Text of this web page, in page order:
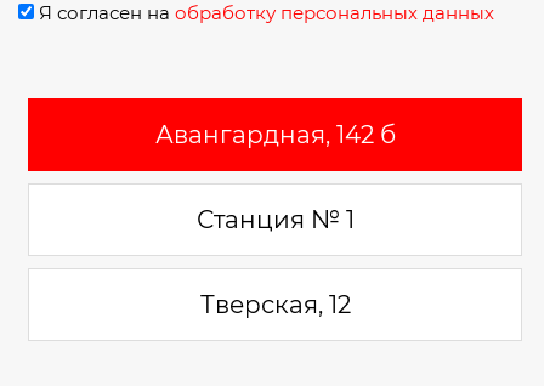
Я согласен на обработку персональных данных
Авангардная, 142 б
Станция № 1
Тверская, 12